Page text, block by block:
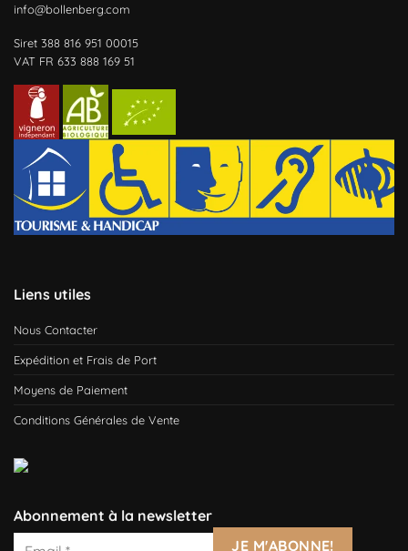
info@bollenberg.com
Siret 388 816 951 00015
VAT FR 633 888 169 51
Liens utiles
Nous Contacter
Expédition et Frais de Port
Moyens de Paiement
Conditions Générales de Vente
Abonnement à la newsletter